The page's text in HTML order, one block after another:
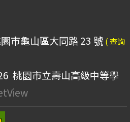
市龜山區大同路 23 號 ( 查詢
桃園市立壽山高級中等學